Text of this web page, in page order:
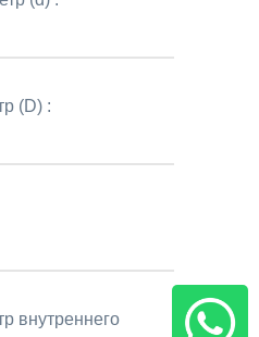
(D) :
внутреннего